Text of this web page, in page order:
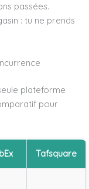
passées.
: tu ne prends
plateforme
pour
Tafsquare